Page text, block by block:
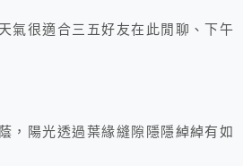
氣很適合三五好友在此閒聊、下午
，陽光透過葉緣縫隙隱隱綽綽有如